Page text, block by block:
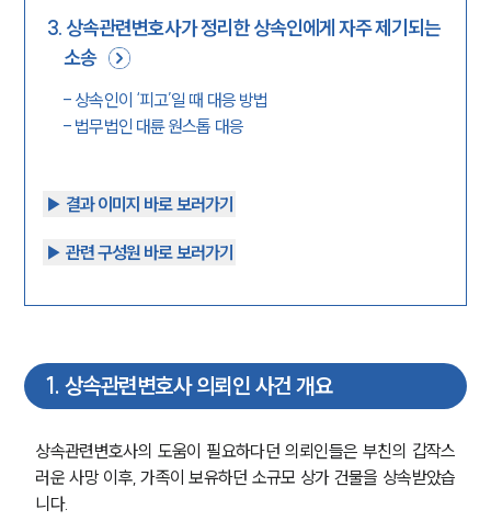
3. 상속관련변호사가 정리한 상속인에게 자주 제기되는
소송
- 상속인이 ‘피고’일 때 대응 방법
- 법무법인 대륜 원스톱 대응
▶︎ 결과 이미지 바로 보러가기
▶︎ 관련 구성원 바로 보러가기
1. 상속관련변호사 의뢰인 사건 개요
상속관련변호사의 도움이 필요하다던 의뢰인들은 부친의 갑작스
러운 사망 이후, 가족이 보유하던 소규모 상가 건물을 상속받았습
니다.